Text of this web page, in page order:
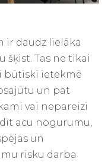
ir daudz lielāka
šķist. Tas ne tikai
būtiski ietekmē
un pat
vai nepareizi
acu nogurumu,
un
risku darba